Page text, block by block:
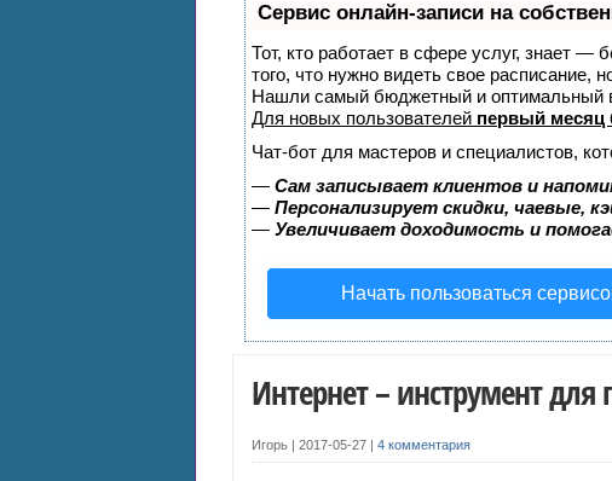
Сервис онлайн-записи на
Тот, кто работает в сфере услуг, знает —
того, что нужно видеть свое расписание,
Нашли самый бюджетный и оптимальный
Для новых пользователей первый месяц
Чат-бот для мастеров и специалистов,
— Сам записывает клиентов и
— Персонализирует скидки, чаевые,
— Увеличивает доходимость и
Начать пользоваться
Интернет – инструмент
Игорь | 2017-05-27 4 комментария